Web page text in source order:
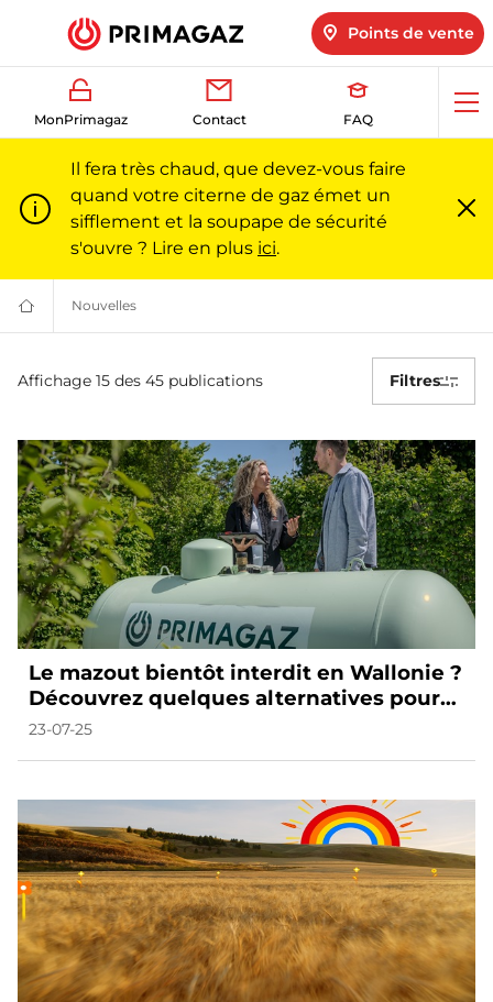
Points de vente
MonPrimagaz Contact FAQ
Il fera très chaud, que devez-vous faire
quand votre citerne de gaz émet un
sifflement et la soupape de sécurité
s'ouvre ? Lire en plus ici.
Du
gaz
et
Primagaz
Nouvelles
Nouvelles
Affichage 15 des 45 publications Filtres
Le mazout bientôt interdit en Wallonie ?
Découvrez quelques alternatives pour
se chauffer durablement.
23-07-25